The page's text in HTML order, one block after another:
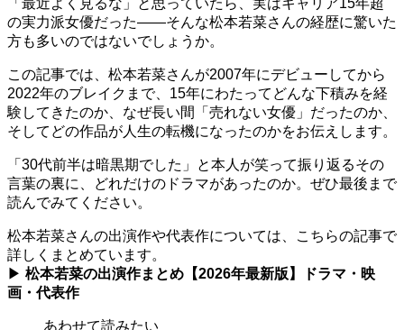
の実力派女優だった――そんな松本若菜さんの経歴に驚いた
方も多いのではないでしょうか。
この記事では、松本若菜さんが2007年にデビューしてから
2022年のブレイクまで、15年にわたってどんな下積みを経
験してきたのか、なぜ長い間「売れない女優」だったのか、
そしてどの作品が人生の転機になったのかをお伝えします。
「30代前半は暗黒期でした」と本人が笑って振り返るその
言葉の裏に、どれだけのドラマがあったのか。ぜひ最後まで
読んでみてください。
松本若菜さんの出演作や代表作については、こちらの記事で
詳しくまとめています。
▶ 松本若菜の出演作まとめ【2026年最新版】ドラマ・映
画・代表作
あわせて読みたい